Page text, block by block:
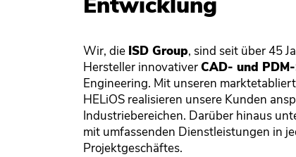
Wir, die ISD Group, sind seit über 45
Hersteller innovativerCAD- und
Engineering. Mit unseren
HELiOS realisieren unsere Kunden
Industriebereichen. Darüber hinaus
mit umfassenden Dienstleistungen in
Projektgeschäftes.